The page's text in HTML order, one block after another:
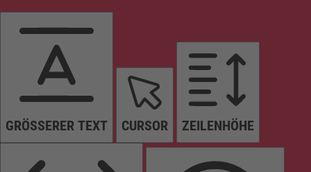
GRÖSSERER TEXT CURSOR ZEILENHÖHE